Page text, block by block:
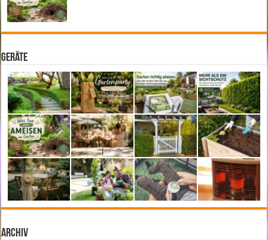
Geräte
Archiv